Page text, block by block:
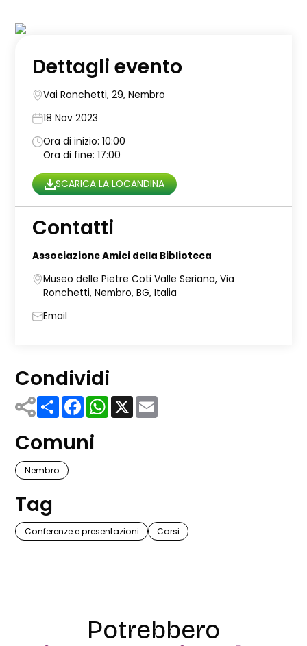
Dettagli evento
Vai Ronchetti, 29, Nembro
18 Nov 2023
Ora di inizio: 10:00
Ora di fine: 17:00
SCARICA LA LOCANDINA
Contatti
Associazione Amici della Biblioteca
Museo delle Pietre Coti Valle Seriana, Via
Ronchetti, Nembro, BG, Italia
Email
Condividi
ShareFacebook
WhatsApp
X
Comuni
Nembro
Tag
Conferenze e presentazioni Corsi
Potrebbero